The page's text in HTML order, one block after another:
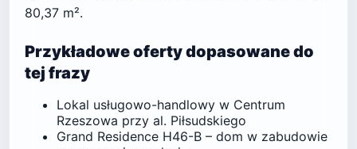
80,37 m².
Przykładowe oferty dopasowane do
tej frazy
Lokal usługowo-handlowy w Centrum
Rzeszowa przy al. Piłsudskiego
Grand Residence H46-B – dom w zabudowie